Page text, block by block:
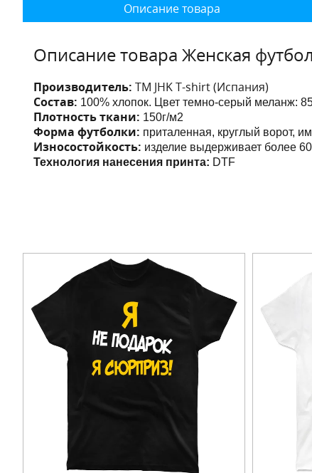
Описание товара
Описание товара Женская
Производитель: ТМ JHK T-shirt (Испания)
Состав: 100% хлопок. Цвет темно-серый меланж:
Плотность ткани: 150г/м2
Форма футболки: приталенная, круглый ворот,
Износостойкость: изделие выдерживает более 60
Технология нанесения принта: DTF